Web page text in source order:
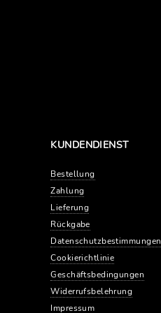
KUNDENDIENST
Bestellung
Zahlung
Lieferung
Rückgabe
Datenschutzbestimmungen
Cookierichtlinie
Geschäftsbedingungen
Widerrufsbelehrung
Impressum